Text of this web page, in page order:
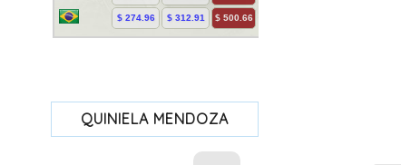
QUINIELA MENDOZA